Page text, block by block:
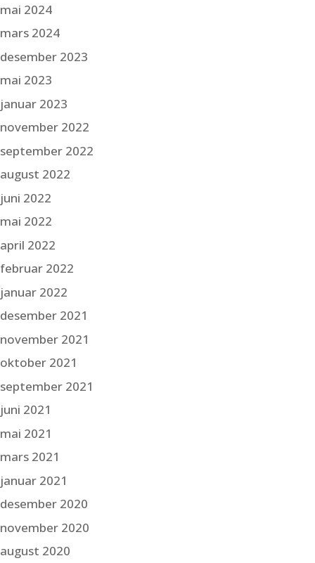
mai 2024
mars 2024
desember 2023
mai 2023
januar 2023
november 2022
september 2022
august 2022
juni 2022
mai 2022
april 2022
februar 2022
januar 2022
desember 2021
november 2021
oktober 2021
september 2021
juni 2021
mai 2021
mars 2021
januar 2021
desember 2020
november 2020
august 2020